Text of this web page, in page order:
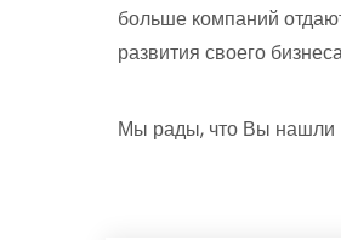
больше компаний
развития своего
Мы рады, что Вы нашли